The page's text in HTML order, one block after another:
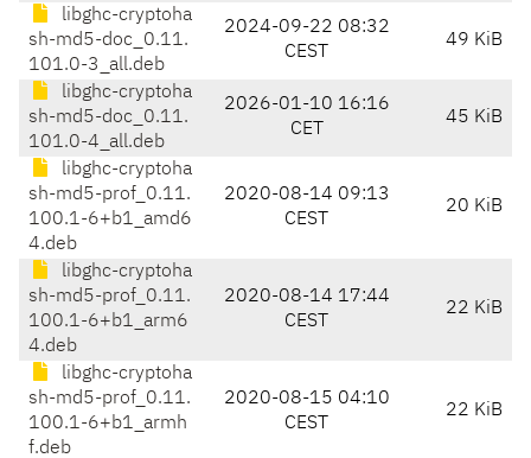
libghc-cryptoha
sh-md5-doc_0.11.
101.0-3_all.deb
2024-09-22 08:32
CEST
49 KiB
libghc-cryptoha
sh-md5-doc_0.11.
101.0-4_all.deb
2026-01-10 16:16
CET
45 KiB
libghc-cryptoha
sh-md5-prof_0.11.
100.1-6+b1_amd6
4.deb
2020-08-14 09:13
CEST
20 KiB
libghc-cryptoha
sh-md5-prof_0.11.
100.1-6+b1_arm6
4.deb
2020-08-14 17:44
CEST
22 KiB
libghc-cryptoha
sh-md5-prof_0.11.
100.1-6+b1_armh
f.deb
2020-08-15 04:10
CEST
22 KiB